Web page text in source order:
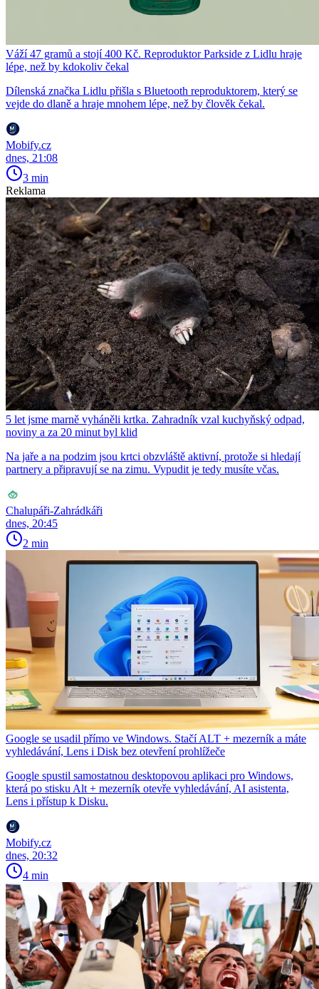
Váží 47 gramů a stojí 400 Kč. Reproduktor Parkside z Lidlu hraje
lépe, než by kdokoliv čekal
Dílenská značka Lidlu přišla s Bluetooth reproduktorem, který se
vejde do dlaně a hraje mnohem lépe, než by člověk čekal.
Mobify.cz
dnes, 21:08
3 min
Reklama
5 let jsme marně vyháněli krtka. Zahradník vzal kuchyňský odpad,
noviny a za 20 minut byl klid
Na jaře a na podzim jsou krtci obzvláště aktivní, protože si hledají
partnery a připravují se na zimu. Vypudit je tedy musíte včas.
Chalupáři-Zahrádkáři
dnes, 20:45
2 min
Google se usadil přímo ve Windows. Stačí ALT + mezerník a máte
vyhledávání, Lens i Disk bez otevření prohlížeče
Google spustil samostatnou desktopovou aplikaci pro Windows,
která po stisku Alt + mezerník otevře vyhledávání, AI asistenta,
Lens i přístup k Disku.
Mobify.cz
dnes, 20:32
4 min